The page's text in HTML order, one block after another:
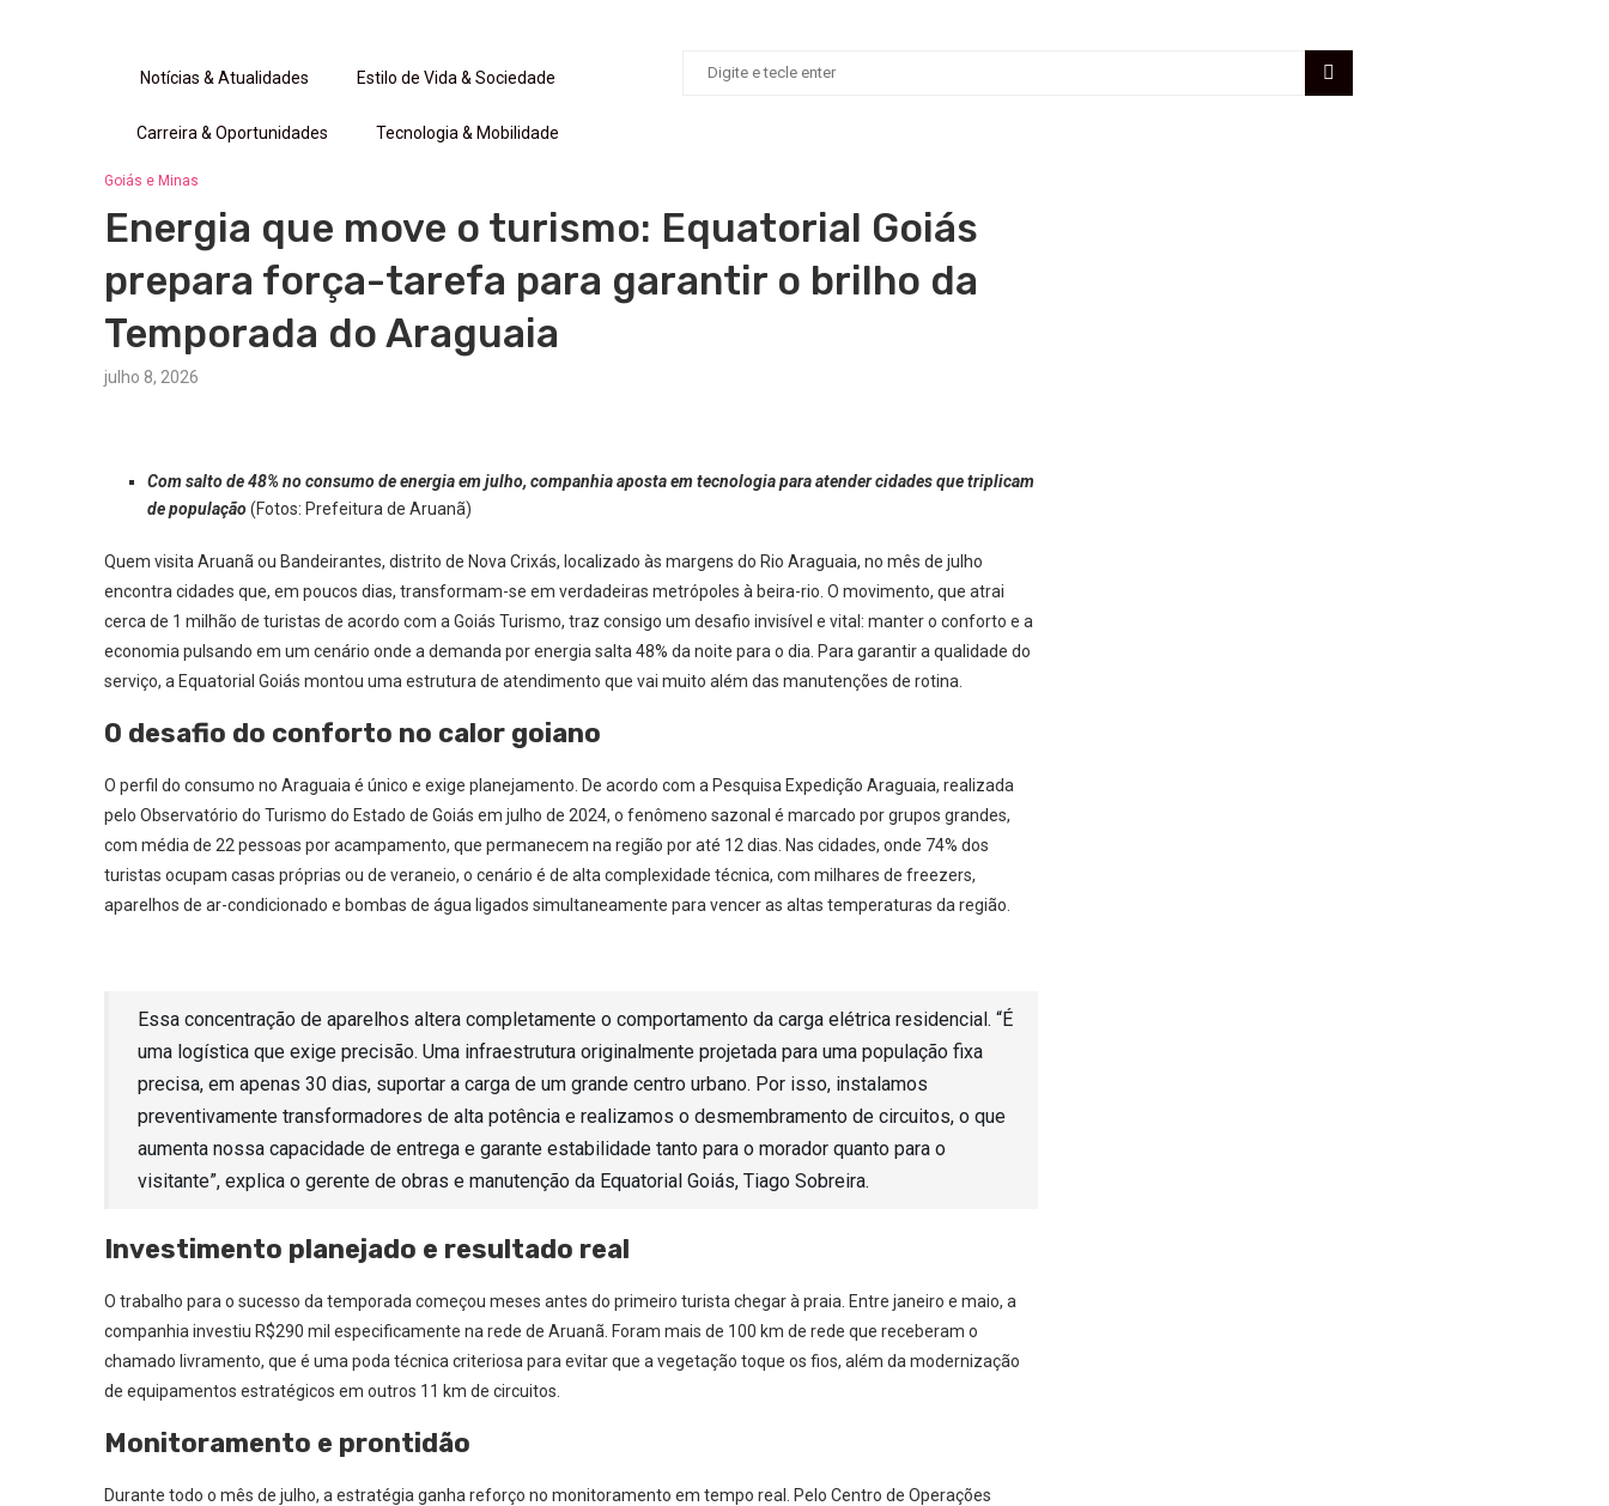
Notícias & Atualidades Estilo de Vida & Sociedade
Carreira & Oportunidades Tecnologia & Mobilidade
Goiás e Minas
Energia que move o turismo: Equatorial Goiás
prepara força-tarefa para garantir o brilho da
Temporada do Araguaia
julho 8, 2026
Com salto de 48% no consumo de energia em julho, companhia aposta em tecnologia para atender cidades que triplicam
de população(Fotos: Prefeitura de Aruanã)
Quem visita Aruanã ou Bandeirantes, distrito de Nova Crixás, localizado às margens do Rio Araguaia, no mês de julho
encontra cidades que, em poucos dias, transformam-se em verdadeiras metrópoles à beira-rio. O movimento, que atrai
cerca de 1 milhão de turistas de acordo com a Goiás Turismo, traz consigo um desafio invisível e vital: manter o conforto e a
economia pulsando em um cenário onde a demanda por energia salta 48% da noite para o dia. Para garantir a qualidade do
serviço, a Equatorial Goiás montou uma estrutura de atendimento que vai muito além das manutenções de rotina.
O desafio do conforto no calor goiano
O perfil do consumo no Araguaia é único e exige planejamento. De acordo com a Pesquisa Expedição Araguaia, realizada
pelo Observatório do Turismo do Estado de Goiás em julho de 2024, o fenômeno sazonal é marcado por grupos grandes,
com média de 22 pessoas por acampamento, que permanecem na região por até 12 dias. Nas cidades, onde 74% dos
turistas ocupam casas próprias ou de veraneio, o cenário é de alta complexidade técnica, com milhares de freezers,
aparelhos de ar-condicionado e bombas de água ligados simultaneamente para vencer as altas temperaturas da região.
Essa concentração de aparelhos altera completamente o comportamento da carga elétrica residencial. “É
uma logística que exige precisão. Uma infraestrutura originalmente projetada para uma população fixa
precisa, em apenas 30 dias, suportar a carga de um grande centro urbano. Por isso, instalamos
preventivamente transformadores de alta potência e realizamos o desmembramento de circuitos, o que
aumenta nossa capacidade de entrega e garante estabilidade tanto para o morador quanto para o
visitante”, explica o gerente de obras e manutenção da Equatorial Goiás, Tiago Sobreira.
Investimento planejado e resultado real
O trabalho para o sucesso da temporada começou meses antes do primeiro turista chegar à praia. Entre janeiro e maio, a
companhia investiu R$290 mil especificamente na rede de Aruanã. Foram mais de 100 km de rede que receberam o
chamado livramento, que é uma poda técnica criteriosa para evitar que a vegetação toque os fios, além da modernização
de equipamentos estratégicos em outros 11 km de circuitos.
Monitoramento e prontidão
Durante todo o mês de julho, a estratégia ganha reforço no monitoramento em tempo real. Pelo Centro de Operações